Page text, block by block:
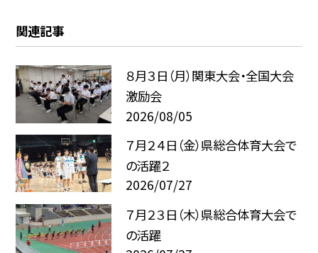
関連記事
８月３日（月）関東大会・全国大会
激励会
2026/08/05
７月２４日（金）県総合体育大会で
の活躍２
2026/07/27
７月２３日（木）県総合体育大会で
の活躍